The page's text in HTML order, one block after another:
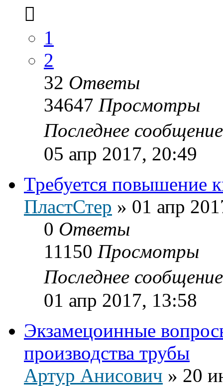
1
2
32 Ответы
34647 Просмотры
Последнее
05 апр 2017, 20:49
Требуется повышение
ПластСтер » 01 апр
0 Ответы
11150 Просмотры
Последнее
01 апр 2017, 13:58
Экзамецоинные
производства трубы
Артур Анисович » 20